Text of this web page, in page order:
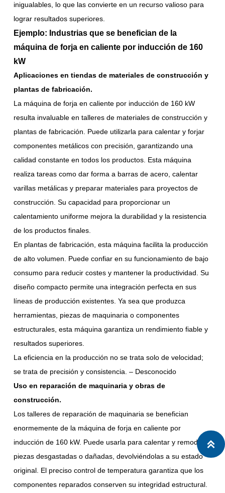
inigualables, lo que las convierte en un recurso valioso para
lograr resultados superiores.
Ejemplo: Industrias que se benefician de la
máquina de forja en caliente por inducción de 160
kW
Aplicaciones en tiendas de materiales de construcción y
plantas de fabricación.
La máquina de forja en caliente por inducción de 160 kW
resulta invaluable en talleres de materiales de construcción y
plantas de fabricación. Puede utilizarla para calentar y forjar
componentes metálicos con precisión, garantizando una
calidad constante en todos los productos. Esta máquina
realiza tareas como dar forma a barras de acero, calentar
varillas metálicas y preparar materiales para proyectos de
construcción. Su capacidad para proporcionar un
calentamiento uniforme mejora la durabilidad y la resistencia
de los productos finales.
En plantas de fabricación, esta máquina facilita la producción
de alto volumen. Puede confiar en su funcionamiento de bajo
consumo para reducir costes y mantener la productividad. Su
diseño compacto permite una integración perfecta en sus
líneas de producción existentes. Ya sea que produzca
herramientas, piezas de maquinaria o componentes
estructurales, esta máquina garantiza un rendimiento fiable y
resultados superiores.
La eficiencia en la producción no se trata solo de velocidad;
se trata de precisión y consistencia. – Desconocido
Uso en reparación de maquinaria y obras de
construcción.
Los talleres de reparación de maquinaria se benefician
enormemente de la máquina de forja en caliente por
inducción de 160 kW. Puede usarla para calentar y remodelar
piezas desgastadas o dañadas, devolviéndolas a su estado
original. El preciso control de temperatura garantiza que los
componentes reparados conserven su integridad estructural.
